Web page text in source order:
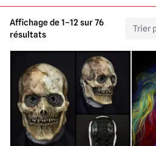
Affichage de 1–12 sur 76
résultats